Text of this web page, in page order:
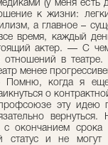
(у меня есть
к жизни:
а главное –
время, каждый
актер. — С
отношений в театре.
менее
Помню, когда я
о
эту идею
с окончанием срока
статус и не